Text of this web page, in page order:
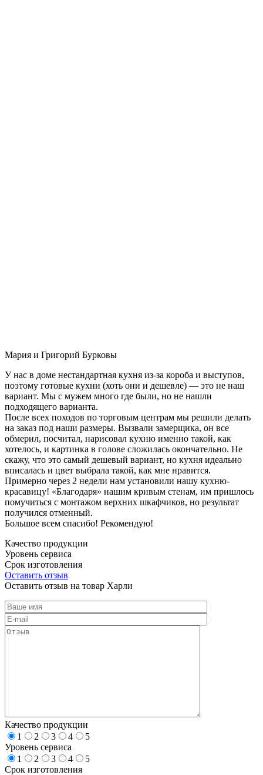
Мария и Григорий Бурковы
У нас в доме нестандартная кухня из-за короба и выступов,
поэтому готовые кухни (хоть они и дешевле) — это не наш
вариант. Мы с мужем много где были, но не нашли
подходящего варианта.
После всех походов по торговым центрам мы решили делать
на заказ под наши размеры. Вызвали замерщика, он все
обмерил, посчитал, нарисовал кухню именно такой, как
хотелось, и картинка в голове сложилась окончательно. Не
скажу, что это самый дешевый вариант, но кухня идеально
вписалась и цвет выбрала такой, как мне нравится.
Примерно через 2 недели нам установили нашу кухню-
красавицу! «Благодаря» нашим кривым стенам, им пришлось
помучиться с монтажом верхних шкафчиков, но результат
получился отменный.
Большое всем спасибо! Рекомендую!
Качество продукции
Уровень сервиса
Срок изготовления
Оставить отзыв
Оставить отзыв на товар Харли
Качество продукции
1
2 3 4
5
Уровень сервиса
1
2 3 4
5
Срок изготовления